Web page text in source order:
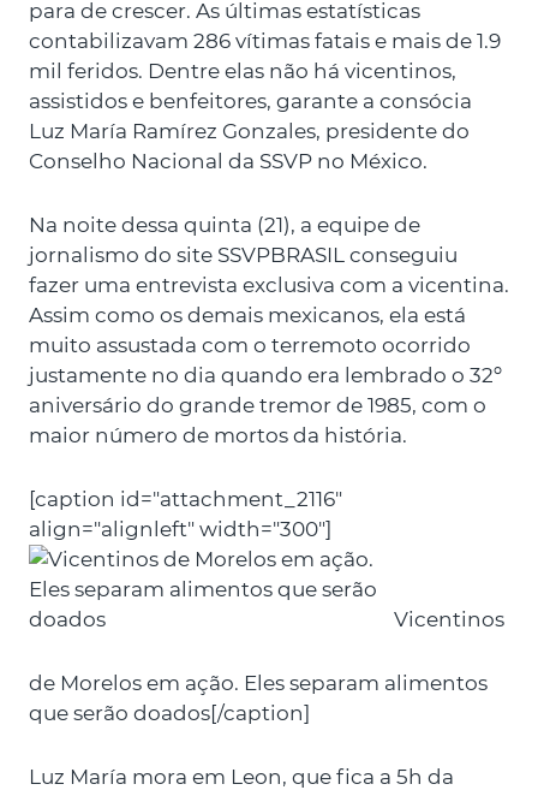
para de crescer. As últimas estatísticas
contabilizavam 286 vítimas fatais e mais de 1.9
mil feridos. Dentre elas não há vicentinos,
assistidos e benfeitores, garante a consócia
Luz María Ramírez Gonzales, presidente do
Conselho Nacional da SSVP no México.
Na noite dessa quinta (21), a equipe de
jornalismo do site SSVPBRASIL conseguiu
fazer uma entrevista exclusiva com a vicentina.
Assim como os demais mexicanos, ela está
muito assustada com o terremoto ocorrido
justamente no dia quando era lembrado o 32º
aniversário do grande tremor de 1985, com o
maior número de mortos da história.
[caption id="attachment_2116"
align="alignleft" width="300"]
Vicentinos
de Morelos em ação. Eles separam alimentos
que serão doados[/caption]
Luz María mora em Leon, que fica a 5h da